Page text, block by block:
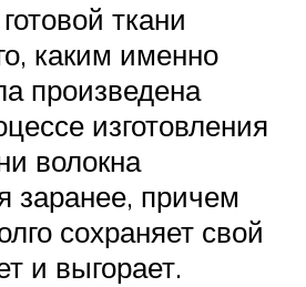
ткани
каким именно
произведена
изготовления
волокна
заранее, причем
сохраняет свой
и выгорает.